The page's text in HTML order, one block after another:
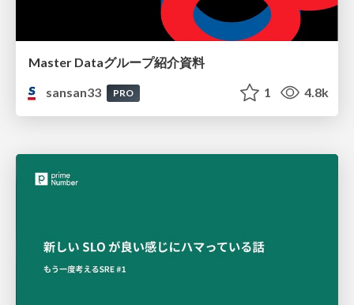
Master Dataグループ紹介資料
sansan33
PRO 1 4.8k